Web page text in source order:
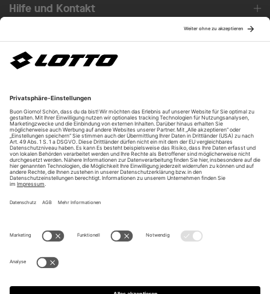
Hilfe und Kontakt
Über uns
Unsere Vorteile
Unsere Partner